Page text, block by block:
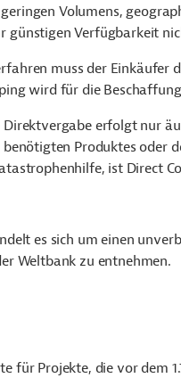
Volumens,
günstigen Verfügbarkeit
muss der Einkäufer
wird für die
Direktvergabe erfolgt nur
Produktes oder
ist Direct
es sich um einen
Weltbank zu entnehmen.
für Projekte, die vor dem